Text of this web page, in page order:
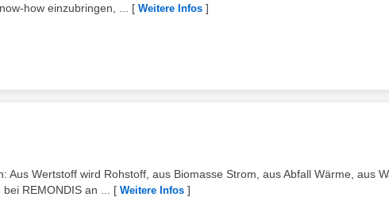
how einzubringen, ...
[ Weitere Infos ]
Aus Wertstoff wird Rohstoff, aus Biomasse Strom, aus Abfall Wärme, aus
REMONDIS an ...
[ Weitere Infos ]